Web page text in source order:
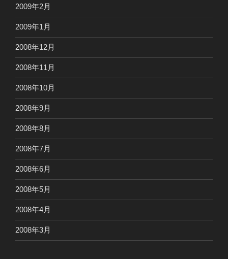
2009年2月
2009年1月
2008年12月
2008年11月
2008年10月
2008年9月
2008年8月
2008年7月
2008年6月
2008年5月
2008年4月
2008年3月